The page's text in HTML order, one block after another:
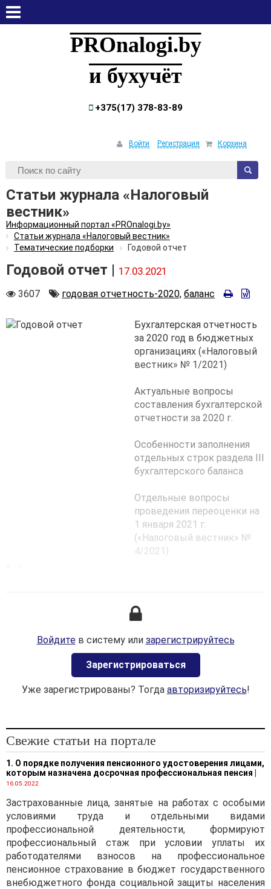
PROnalogi.by
и бухучёт
+375(17) 378-83-89
Войти Регистрация Корзина
Статьи журнала «Налоговый
вестник»
Информационный портал «PROnalogi.by»
Статьи журнала «Налоговый вестник»
Тематические подборки
Годовой отчет
Годовой отчет | 17.03.2021
Количество
3607 Автор
годовая отчетность-2020, баланс
Бухгалтерская отчетность
за 2020 год в бюджетных
организациях («Налоговый
вестник» № 1/2021)
Актуальные вопросы
составления бухгалтерской
отчетности за 2020 г.
Особенности заполнения
отдельных строк раздела III
бухгалтерского баланса
Отдельные вопросы
проведения переоценки на
1 января 2021 г.
(«Налоговый вестник» №
4/2021)
Войдитев систему или зарегистрируйтесь
Зaрегистрироваться
Уже зарегистрированы? Тогда авторизируйтесь!
Свежие статьи на портале
1. О порядке получения пенсионного удостоверения лицами,
которым назначена досрочная профессиональная пенсия |
16.05.2022
Застрахованные лица, занятые на работах с особыми
условиями труда и отдельными видами
профессиональной деятельности, формируют
профессиональный стаж при условии уплаты их
работодателями взносов на профессиональное
пенсионное страхование в бюджет государственного
внебюджетного фонда социальной защиты населения